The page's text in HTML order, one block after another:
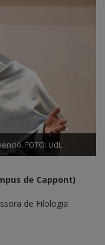
FOTO: UdL
de Cappont)
de Filologia